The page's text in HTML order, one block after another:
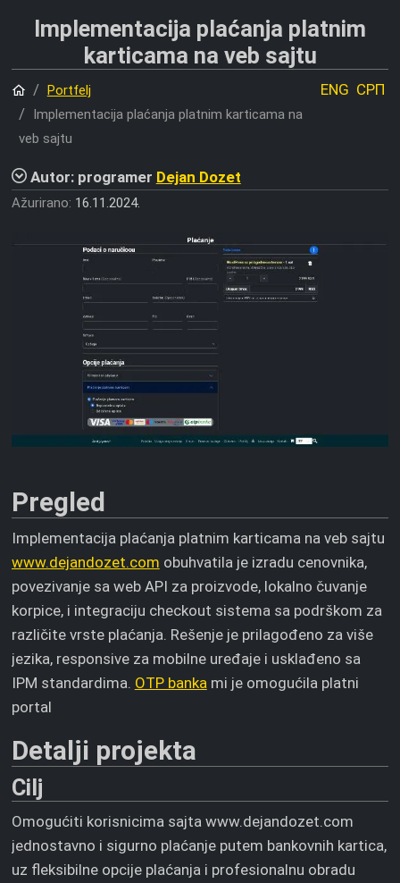
Implementacija plaćanja platnim
karticama na veb sajtu
Početna
Portfelj
Implementacija plaćanja platnim karticama na
veb sajtu
ENG СРП
Autor: programer Dejan Dozet
Ažurirano: 16.11.2024.
Pregled
Implementacija plaćanja platnim karticama na veb sajtu
www.dejandozet.com obuhvatila je izradu cenovnika,
povezivanje sa web API za proizvode, lokalno čuvanje
korpice, i integraciju checkout sistema sa podrškom za
različite vrste plaćanja. Rešenje je prilagođeno za više
jezika, responsive za mobilne uređaje i usklađeno sa
IPM standardima. OTP banka mi je omogućila platni
portal
Detalji projekta
Cilj
Omogućiti korisnicima sajta www.dejandozet.com
jednostavno i sigurno plaćanje putem bankovnih kartica,
uz fleksibilne opcije plaćanja i profesionalnu obradu